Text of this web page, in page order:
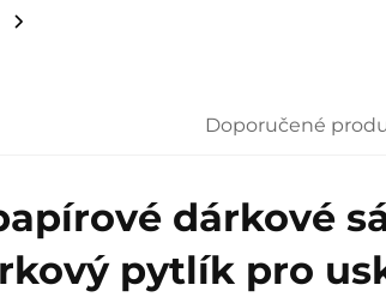
Doporučené
dárkové
pytlík pro